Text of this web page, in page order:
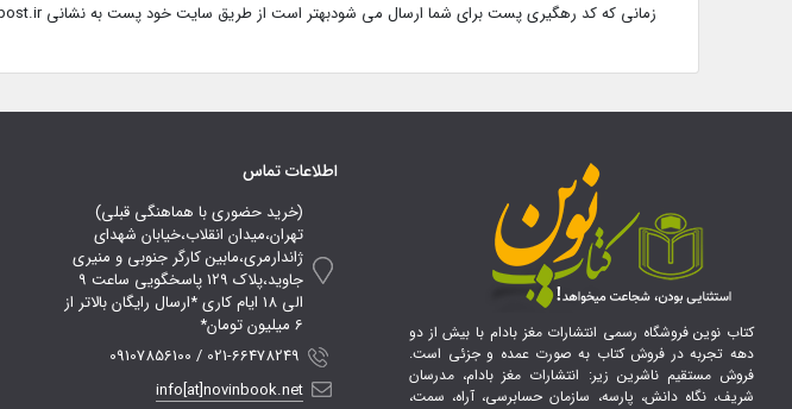
زمانی که کد رهگیری پست برای شما ارسال می شودبهتر است از طریق سایت خود پست به نشانی https://tracking.post.ir/ مراجعه و از وضعیت بسته خود مطلع شوید.
کتاب نوین فروشگاه رسمی انتشارات مغز بادام با بیش از دو
دهه تجربه در فروش کتاب به صورت عمده و جزئی است.
فروش مستقیم ناشرین زیر: انتشارات مغز بادام، مدرسان
شریف، نگاه دانش، پارسه، سازمان حسابرسی، آراه، سمت،
اطلاعات تماس
(خرید حضوری با هماهنگی قبلی)
تهران،میدان انقلاب،خیابان شهدای
ژاندارمری،مابین کارگر جنوبی و منیری
جاوید،پلاک 129 پاسخگویی ساعت 9
الی 18 ایام کاری *ارسال رایگان بالاتر از
6 میلیون تومان*
021-66478249 / 09107856100
info[at]novinbook.net